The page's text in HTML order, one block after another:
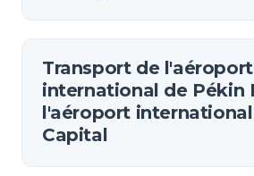
Transport de l'aéroport
international de Pékin
l'aéroport
Capital